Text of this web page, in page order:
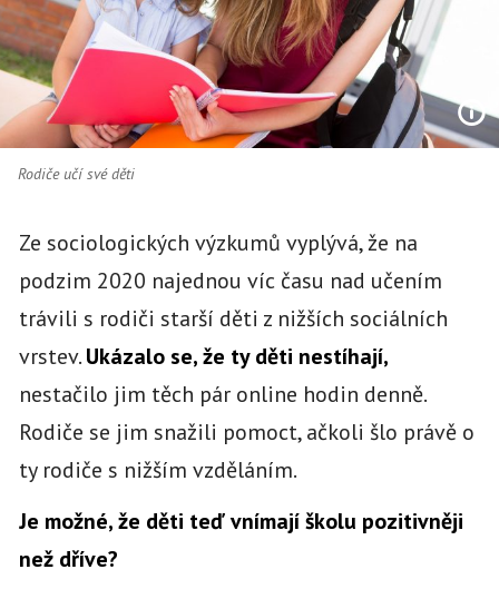
Rodiče učí své děti
Ze sociologických výzkumů vyplývá, že na
podzim 2020 najednou víc času nad učením
trávili s rodiči starší děti z nižších sociálních
vrstev.Ukázalo se, že ty děti nestíhají,
nestačilo jim těch pár online hodin denně.
Rodiče se jim snažili pomoct, ačkoli šlo právě o
ty rodiče s nižším vzděláním.
Je možné, že děti teď vnímají školu pozitivněji
než dříve?